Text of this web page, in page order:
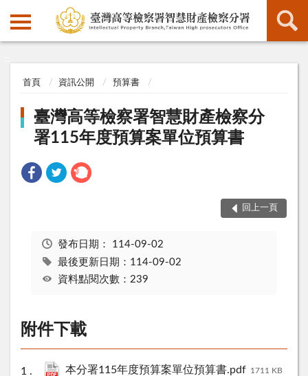
首頁 資訊公開 預算書
臺灣高等檢察署智慧財產檢察分
署115年度預算案單位預算書
回上一頁
發布日期： 114-09-02
最後更新日期：114-09-02
資料點閱次數：239
附件下載
本分署115年度預算案單位預算書.pdf 1711 KB